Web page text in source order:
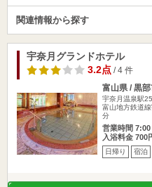
関連情報から探す
宇奈月グランドホテル
3.2点/ 4 件
富山県 / 黒
宇奈月温泉駅
富山地方鉄道
分
営業時間
入浴料金 700
日帰り 宿泊